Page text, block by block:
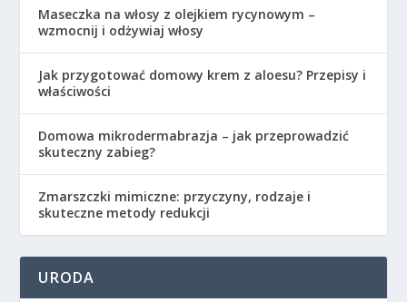
Maseczka na włosy z olejkiem rycynowym –
wzmocnij i odżywiaj włosy
Jak przygotować domowy krem z aloesu? Przepisy i
właściwości
Domowa mikrodermabrazja – jak przeprowadzić
skuteczny zabieg?
Zmarszczki mimiczne: przyczyny, rodzaje i
skuteczne metody redukcji
URODA